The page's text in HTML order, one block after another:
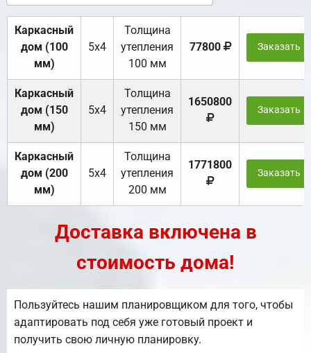
Каркасный
дом (100
мм)
5х4
Толщина
утепления
100 мм
77800 Заказать
Каркасный
дом (150
мм)
5х4
Толщина
утепления
150 мм
1650800
Заказать
Каркасный
дом (200
мм)
5х4
Толщина
утепления
200 мм
1771800
Заказать
Доставка включена в
стоимость дома!
Пользуйтесь нашим планировщиком для того, чтобы
адаптировать под себя уже готовый проект и
получить свою личную планировку.